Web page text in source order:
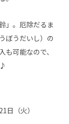
」。厄除だるま
ぼうだいし）の
可能なので、
日（火）